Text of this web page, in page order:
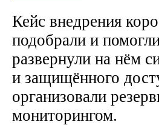
Кейс внедрения
подобрали и
развернули на нём
и защищённого
организовали
мониторингом.